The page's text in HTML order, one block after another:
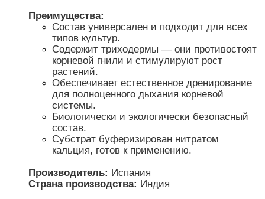
Преимущества:
Состав универсален и подходит для всех
типов культур.
Содержит триходермы — они противостоят
корневой гнили и стимулируют рост
растений.
Обеспечивает естественное дренирование
для полноценного дыхания корневой
системы.
Биологически и экологически безопасный
состав.
Субстрат буферизирован нитратом
кальция, готов к применению.
Производитель: Испания
Страна производства: Индия